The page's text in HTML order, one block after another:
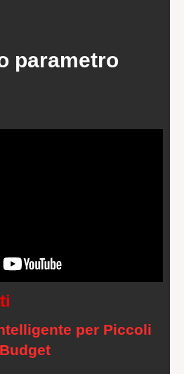
parametro
per Piccoli
Budget